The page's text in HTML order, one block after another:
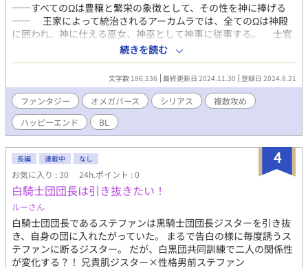
――すべてのΩは豊穣と繁栄の象徴として、その性を神に捧げる
―― 王家によって統治されるアーカムラでは、全てのΩは神殿
に囲われ、神に仕える巫女、神巫として神事に従事する。 士官
候補生のサリューはある日突然発情期を迎え、Ωとして覚醒す
る。神巫として神事で性を神に捧げる――そのために選ばれたαた
ちと夜毎に抱かれて。 Ωにあたえられた定めを変えるべく、サ
リューは国を動かす。 -------- 魔法ありファンタジー風。オメガバ
ース風。 洋風ファンタジーに和風要素を加えた世界観です。 オメ
ガバースはかなり独自設定です。作中の表現に基づいて解釈くだ
さい。 大河BLを目指しました。が、だいぶ展開が早いです。ご容
赦ください。 終始シリアス展開ですが、最後はハピエンです。 メ
インカプは一貫してますが、複数の攻×主人公受のR18シーンが
あります（すべて合意）。 2024/11/1 第三部を改稿、2万字ほど
増えました。 2024/11/30 外伝を追加。 ---- 以下ネタバレを含む詳
細説明 ---- R18シーンがある攻めキャラの属性は以下 ・王子：敬
語、俺様攻め（？） ・魔術師：執着攻め、S要素あり、敬語 ・商
人：やんちゃ攻め、年上攻め 受けは容姿凡庸・性格男前です。受
け側からのカプ認識は終始一貫します。ハーレム展開にはなりま
せんが総愛されです。 ムーンライトノベルズにも掲載してます
（初出はこちら）。 R18要素にはタイトルに＊をつけてます。
続きを読む
文字数 186,136 最終更新日 2024.11.30 登録日 2024.8.21
ファンタジー オメガバース シリアス
複数攻め
ハッピーエンド
BL
4
長編 連載中 なし
お気に入り : 30 24h.ポイント : 0
白騎士団団長は引き抜きたい！
ルーさん
白騎士団団長であるステファンは黒騎士団団長ジスターを引き抜
き、自身の団に入れたがっていた。 まるで告白の様に毎度誘うス
テファンに断るジスター。 だが、白黒団共同訓練で二人の関係性
が変化する？！ 兄貴肌ジスター×性格男前ステファン